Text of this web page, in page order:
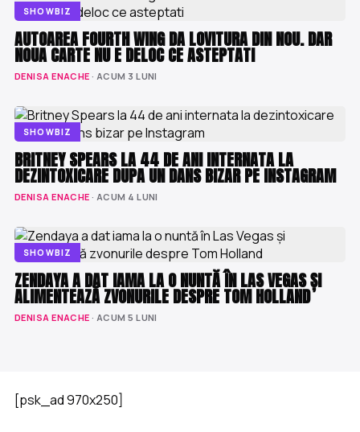
SHOWBIZ
AUTOAREA FOURTH WING DA LOVITURA DIN NOU. DAR
NOUA CARTE NU E DELOC CE ASTEPTATI
DENISA ENACHE · ACUM 3 LUNI
SHOWBIZ
BRITNEY SPEARS LA 44 DE ANI INTERNATA LA
DEZINTOXICARE DUPA UN DANS BIZAR PE INSTAGRAM
DENISA ENACHE · ACUM 4 LUNI
SHOWBIZ
ZENDAYA A DAT IAMA LA O NUNTĂ ÎN LAS VEGAS ȘI
ALIMENTEAZĂ ZVONURILE DESPRE TOM HOLLAND
DENISA ENACHE · ACUM 5 LUNI
[psk_ad 970x250]